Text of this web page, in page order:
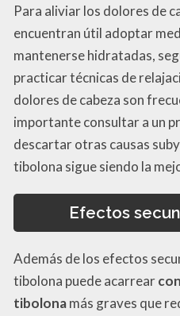
Para aliviar los dolores de
encuentran útil adoptar
mantenerse hidratadas,
practicar técnicas de
dolores de cabeza son
importante consultar a un
descartar otras causas
tibolona sigue siendo la
Efectos
Además de los efectos
tibolona puede acarrear
tibolonamás graves que